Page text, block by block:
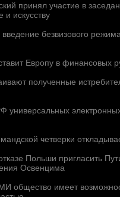
принял участие в
и искусству
безвизового
Европу в финансовых
полученные
универсальных
четверки
Польши пригласить
Освенцима
общество имеет